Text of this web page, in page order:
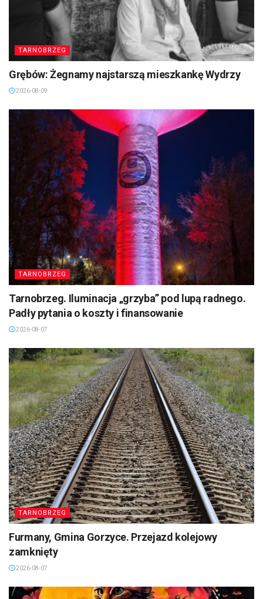
TARNOBRZEG
Grębów: Żegnamy najstarszą mieszkankę Wydrzy
2026-08-09
TARNOBRZEG
Tarnobrzeg. Iluminacja „grzyba” pod lupą radnego.
Padły pytania o koszty i finansowanie
2026-08-07
TARNOBRZEG
Furmany, Gmina Gorzyce. Przejazd kolejowy
zamknięty
2026-08-07